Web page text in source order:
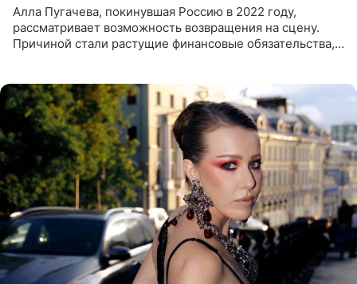
Алла Пугачева, покинувшая Россию в 2022 году,
рассматривает возможность возвращения на сцену.
Причиной стали растущие финансовые обязательства,